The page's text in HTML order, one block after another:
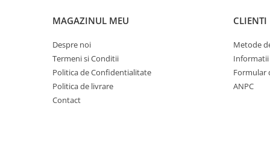
MAGAZINUL MEU
Despre noi
Termeni si Conditii
Politica de Confidentialitate
Politica de livrare
Contact
CLIENTI
Metode
Formular
ANPC